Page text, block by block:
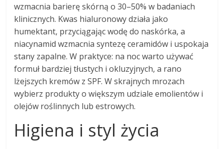
wzmacnia barierę skórną o 30–50% w badaniach
klinicznych. Kwas hialuronowy działa jako
humektant, przyciągając wodę do naskórka, a
niacynamid wzmacnia syntezę ceramidów i uspokaja
stany zapalne. W praktyce: na noc warto używać
formuł bardziej tłustych i okluzyjnych, a rano
lżejszych kremów z SPF. W skrajnych mrozach
wybierz produkty o większym udziale emolientów i
olejów roślinnych lub estrowych.
Higiena i styl życia